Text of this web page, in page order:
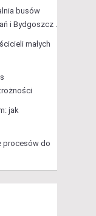
busów
i Bydgoszcz .
małych
jak
procesów do